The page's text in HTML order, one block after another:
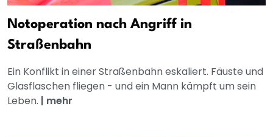
Notoperation nach Angriff in
Straßenbahn
Ein Konflikt in einer Straßenbahn eskaliert. Fäuste und
Glasflaschen fliegen - und ein Mann kämpft um sein
Leben. | mehr